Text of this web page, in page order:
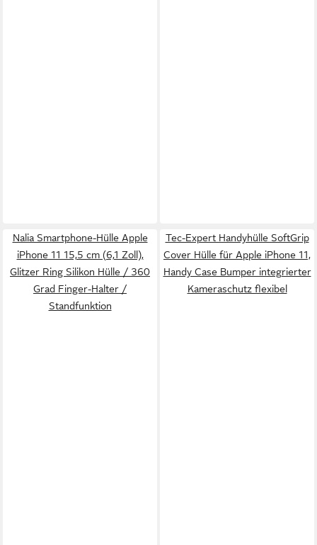
Nalia Smartphone-Hülle Apple
iPhone 11 15,5 cm (6,1 Zoll),
Glitzer Ring Silikon Hülle / 360
Grad Finger-Halter /
Standfunktion
Tec-Expert Handyhülle SoftGrip
Cover Hülle für Apple iPhone 11,
Handy Case Bumper integrierter
Kameraschutz flexibel